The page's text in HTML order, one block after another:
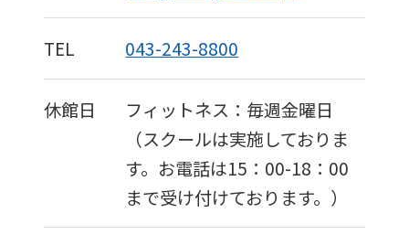
TEL 043-243-8800
休館日
フィットネス：毎週金曜日
（スクールは実施しておりま
す。お電話は15：00-18：00
まで受け付けております。）